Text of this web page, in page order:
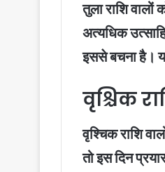
तुला राशि
अत्यधिक
इससे बचना है।
वृश्चिक
वृश्चिक राशि
तो इस दिन